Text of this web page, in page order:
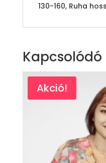
130-160, Ruha
Akció!